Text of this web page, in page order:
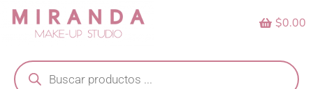
Skip
search
$0.00